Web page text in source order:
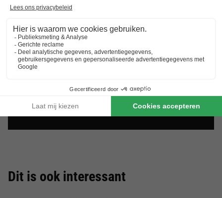
Dit is ook interessant